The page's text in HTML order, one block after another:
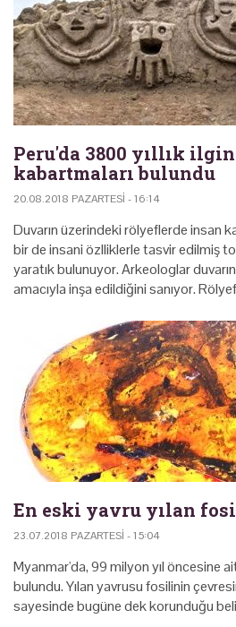
Peru'da 3800 yıllık
kabartmaları bulundu
20.08.2018 PAZARTESI - 16:14
Duvarın üzerindeki rölyeflerde insan
bir de insani özlliklerle tasvir edilmiş
yaratık bulunuyor. Arkeologlar
amacıyla inşa edildiğini sanıyor.
En eski yavru yılan
23.07.2018 PAZARTESI - 15:04
Myanmar'da, 99 milyon yıl öncesine
bulundu. Yılan yavrusu fosilinin
sayesinde bugüne dek korunduğu